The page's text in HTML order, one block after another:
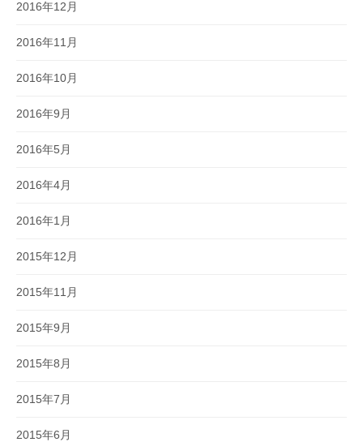
2016年12月
2016年11月
2016年10月
2016年9月
2016年5月
2016年4月
2016年1月
2015年12月
2015年11月
2015年9月
2015年8月
2015年7月
2015年6月